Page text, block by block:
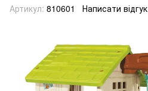
Артикул: 810601 Написати відгук